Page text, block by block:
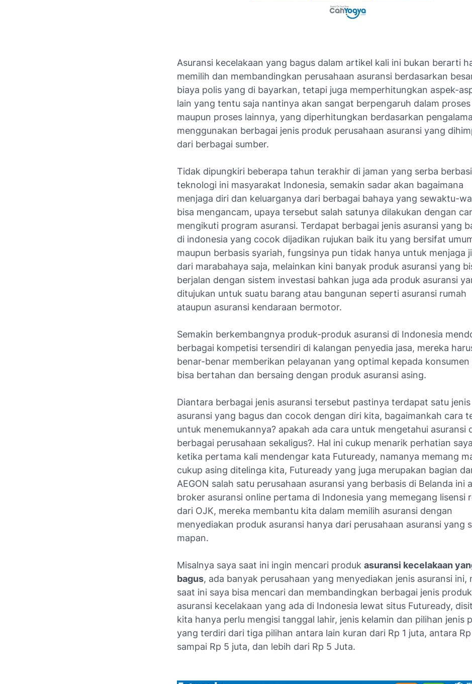
Asuransi kecelakaan yang bagus dalam artikel kali ini bukan berarti
memilih dan membandingkan perusahaan asuransi berdasarkan
biaya polis yang di bayarkan, tetapi juga memperhitungkan aspek-
lain yang tentu saja nantinya akan sangat berpengaruh dalam proses
maupun proses lainnya, yang diperhitungkan berdasarkan
menggunakan berbagai jenis produk perusahaan asuransi yang
dari berbagai sumber.
Tidak dipungkiri beberapa tahun terakhir di jaman yang serba
teknologi ini masyarakat Indonesia, semakin sadar akan bagaimana
menjaga diri dan keluarganya dari berbagai bahaya yang sewaktu-
bisa mengancam, upaya tersebut salah satunya dilakukan dengan
mengikuti program asuransi. Terdapat berbagai jenis asuransi yang
di indonesia yang cocok dijadikan rujukan baik itu yang bersifat
maupun berbasis syariah, fungsinya pun tidak hanya untuk menjaga
dari marabahaya saja, melainkan kini banyak produk asuransi yang
berjalan dengan sistem investasi bahkan juga ada produk asuransi
ditujukan untuk suatu barang atau bangunan seperti asuransi rumah
ataupun asuransi kendaraan bermotor.
Semakin berkembangnya produk-produk asuransi di Indonesia
berbagai kompetisi tersendiri di kalangan penyedia jasa, mereka
benar-benar memberikan pelayanan yang optimal kepada konsumen
bisa bertahan dan bersaing dengan produk asuransi asing.
Diantara berbagai jenis asuransi tersebut pastinya terdapat satu jenis
asuransi yang bagus dan cocok dengan diri kita, bagaimankah cara
untuk menemukannya? apakah ada cara untuk mengetahui asuransi
berbagai perusahaan sekaligus?. Hal ini cukup menarik perhatian saya
ketika pertama kali mendengar kata Futuready, namanya memang
cukup asing ditelinga kita, Futuready yang juga merupakan bagian
AEGON salah satu perusahaan asuransi yang berbasis di Belanda ini
broker asuransi online pertama di Indonesia yang memegang lisensi
dari OJK, mereka membantu kita dalam memilih asuransi dengan
menyediakan produk asuransi hanya dari perusahaan asuransi yang
mapan.
Misalnya saya saat ini ingin mencari produk asuransi kecelakaan
bagus, ada banyak perusahaan yang menyediakan jenis asuransi ini,
saat ini saya bisa mencari dan membandingkan berbagai jenis produk
asuransi kecelakaan yang ada di Indonesia lewat situs Futuready,
kita hanya perlu mengisi tanggal lahir, jenis kelamin dan pilihan jenis
yang terdiri dari tiga pilihan antara lain kuran dari Rp 1 juta, antara Rp
sampai Rp 5 juta, dan lebih dari Rp 5 Juta.